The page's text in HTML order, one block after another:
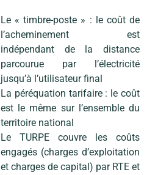
Le « timbre-poste » : le coût de
l’acheminement est
indépendant de la distance
parcourue par l’électricité
jusqu’à l’utilisateur final
La péréquation tarifaire : le coût
est le même sur l’ensemble du
territoire national
Le TURPE couvre les coûts
engagés (charges d’exploitation
et charges de capital) par RTE et